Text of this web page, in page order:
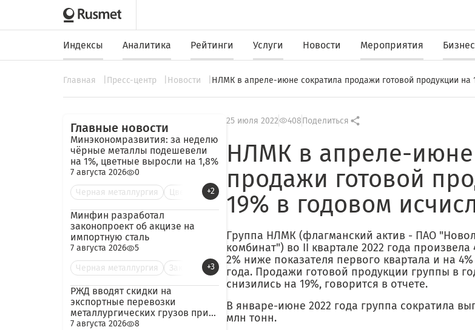
Индексы Аналитика Рейтинги Услуги Новости Мероприятия
Главная Пресс-центр Новости НЛМК в апреле-июне сократила продажи готовой продукции на
Главные новости
Минэкономразвития: за неделю
чёрные металлы подешевели
на 1%, цветные выросли на 1,8%
7 августа 2026
0
Черная металлургия
Цве +2
Минфин разработал
законопроект об акцизе на
импортную сталь
7 августа 2026
5
Черная металлургия
Зак +3
РЖД вводят скидки на
экспортные перевозки
металлургических грузов при
гарантированных объёмах
7 августа 2026
8
25 июля 2022 408Поделиться
НЛМК в апреле-июне
продажи готовой
19% в годовом
Группа НЛМК (флагманский актив - ПАО
комбинат") во II квартале 2022 года произвела
2% ниже показателя первого квартала и на
года. Продажи готовой продукции группы в
снизились на 19%, говорится в отчете.
В январе-июне 2022 года группа сократила
млн тонн.